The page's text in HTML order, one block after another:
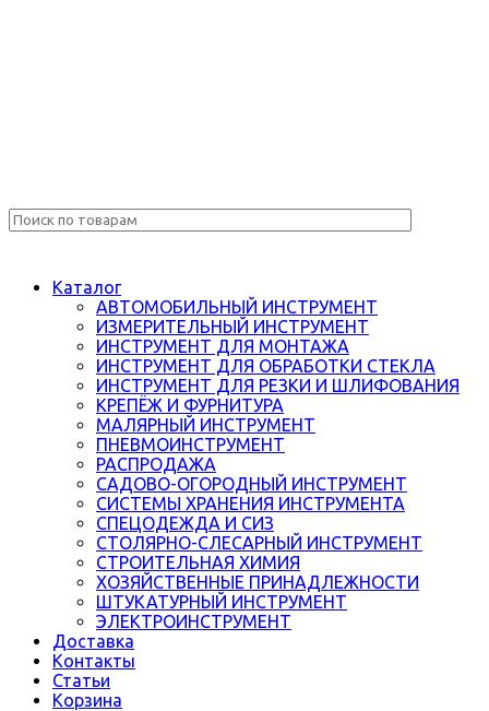
Каталог
АВТОМОБИЛЬНЫЙ ИНСТРУМЕНТ
ИЗМЕРИТЕЛЬНЫЙ ИНСТРУМЕНТ
ИНСТРУМЕНТ ДЛЯ МОНТАЖА
ИНСТРУМЕНТ ДЛЯ ОБРАБОТКИ СТЕКЛА
ИНСТРУМЕНТ ДЛЯ РЕЗКИ И ШЛИФОВАНИЯ
КРЕПЁЖ И ФУРНИТУРА
МАЛЯРНЫЙ ИНСТРУМЕНТ
ПНЕВМОИНСТРУМЕНТ
РАСПРОДАЖА
САДОВО-ОГОРОДНЫЙ ИНСТРУМЕНТ
СИСТЕМЫ ХРАНЕНИЯ ИНСТРУМЕНТА
СПЕЦОДЕЖДА И СИЗ
СТОЛЯРНО-СЛЕСАРНЫЙ ИНСТРУМЕНТ
СТРОИТЕЛЬНАЯ ХИМИЯ
ХОЗЯЙСТВЕННЫЕ ПРИНАДЛЕЖНОСТИ
ШТУКАТУРНЫЙ ИНСТРУМЕНТ
ЭЛЕКТРОИНСТРУМЕНТ
Доставка
Контакты
Статьи
Корзина